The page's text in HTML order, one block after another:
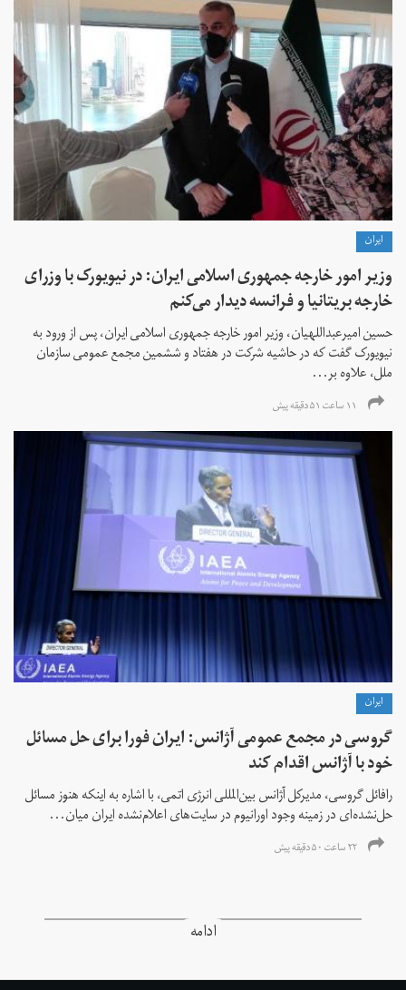
ايران
وزیر امور خارجه جمهوری اسلامی ایران: در نیویورک با وزرای
خارجه بریتانیا و فرانسه دیدار می‌کنم
حسین امیرعبداللهیان، وزیر امور خارجه جمهوری اسلامی ایران، پس از ورود به
نیویورک گفت که در حاشیه شرکت در هفتاد و ششمین مجمع عمومی سازمان
ملل، علاوه بر...
۱۱ ساعت ۵۱ دقیقه پیش
ايران
گروسی در مجمع عمومی آژانس: ایران فورا برای حل مسائل
خود با آژانس اقدام کند
رافائل گروسی، مدیرکل آژانس بین‌المللی انرژی اتمی، با اشاره به اینکه هنوز مسائل
حل‌نشده‌ای در زمینه وجود اورانیوم در سایت‌های اعلام‌نشده ایران میان...
۲۲ ساعت ۵۰ دقیقه پیش
ادامه